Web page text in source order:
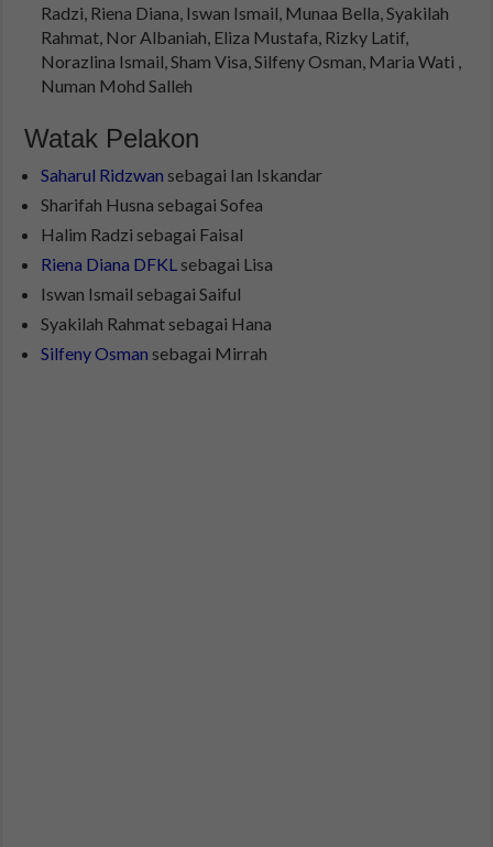
Radzi, Riena Diana, Iswan Ismail, Munaa Bella, Syakilah
Rahmat, Nor Albaniah, Eliza Mustafa, Rizky Latif,
Norazlina Ismail, Sham Visa, Silfeny Osman, Maria Wati ,
Numan Mohd Salleh
Watak Pelakon
Saharul Ridzwan sebagai Ian Iskandar
Sharifah Husna sebagai Sofea
Halim Radzi sebagai Faisal
Riena Diana DFKL sebagai Lisa
Iswan Ismail sebagai Saiful
Syakilah Rahmat sebagai Hana
Silfeny Osman sebagai Mirrah